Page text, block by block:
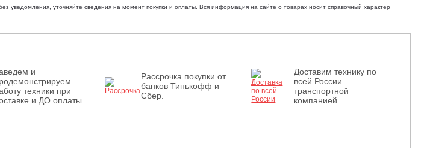
уведомления, уточняйте сведения на момент покупки и оплаты. Вся информация на сайте о товарах носит справочный характер
и
техники при
и ДО оплаты.
Рассрочка покупки от
банков Тинькофф и
Сбер.
Доставим технику по
всей России
транспортной
компанией.